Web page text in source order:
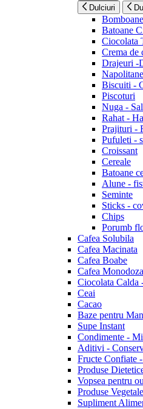
Dulciuri
Batoane
Ciocolata
Crema de
Drajeuri -
Napolitane
Biscuiti -
Piscoturi
Nuga -
Rahat -
Prajituri -
Pufuleti -
Croissant
Cereale
Batoane
Alune -
Seminte
Sticks -
Chips
Porumb
Cafea Solubila
Cafea Macinata
Cafea Boabe
Cafea Monodoza
Ciocolata Calda
Ceai
Cacao
Baze pentru
Supe Instant
Condimente -
Aditivi -
Fructe Confiate
Produse
Vopsea pentru
Produse Vegetale
Supliment